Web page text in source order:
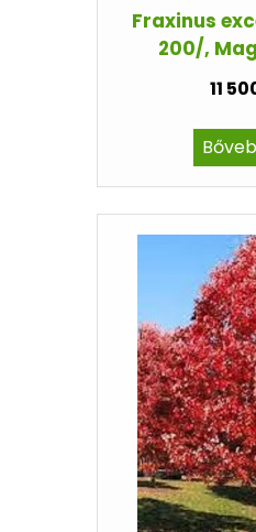
Fraxinus
200/,
11